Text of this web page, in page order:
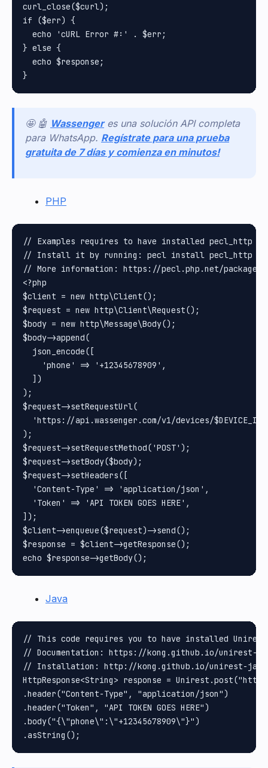
curl_close($curl);
if ($err) {
  echo 'cURL Error #:' . $err;
} else {
  echo $response;
🤩 🤖 Wassenger es una solución API completa
para WhatsApp. Regístrate para una prueba
gratuita de 7 días y comienza en minutos!
PHP
// Examples requires to have installed pecl_http
// Install it by running: pecl install pecl_http
// More information: https://pecl.php.net/package/
<?php
$client = new http\Client();
$request = new http\Client\Request();
$body = new http\Message\Body();
$body->append(
  json_encode([
    'phone' => '+12345678909',
  ])
);
$request->setRequestUrl(
'https://api.wassenger.com/v1/devices/
);
$request->setRequestMethod('POST');
$request->setBody($body);
$request->setHeaders([
  'Content-Type' => 'application/json',
  'Token' => 'API TOKEN GOES HERE',
]);
$client->enqueue($request)->send();
$response = $client->getResponse();
Java
// This code requires you to have installed Unirest
// Documentation: https://kong.github.io/unirest-
// Installation: http://kong.github.io/unirest-
HttpResponse<String> response =
.header("Content-Type", "application/json")
.header("Token", "API TOKEN GOES HERE")
.body("{\"phone\":\"+12345678909\"}")